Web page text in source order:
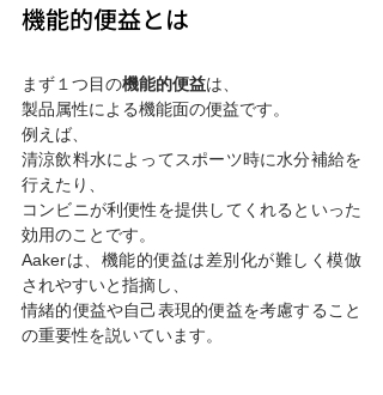
機能的便益とは
まず１つ目の機能的便益は、
製品属性による機能面の便益です。
例えば、
清涼飲料水によってスポーツ時に水分補給を
行えたり、
コンビニが利便性を提供してくれるといった
効用のことです。
Aakerは、機能的便益は差別化が難しく模倣
されやすいと指摘し、
情緒的便益や自己表現的便益を考慮すること
の重要性を説いています。